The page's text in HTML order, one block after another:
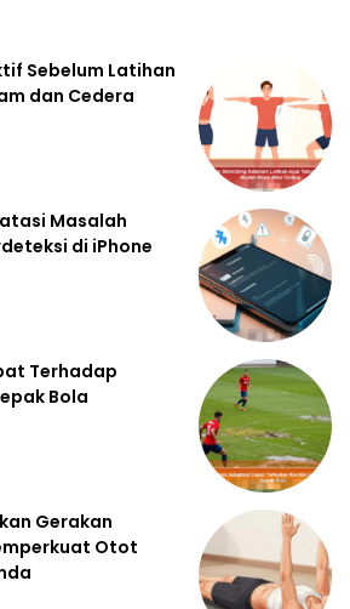
Sebelum Latihan
dan Cedera
Masalah
di iPhone
Terhadap
Bola
Gerakan
Otot